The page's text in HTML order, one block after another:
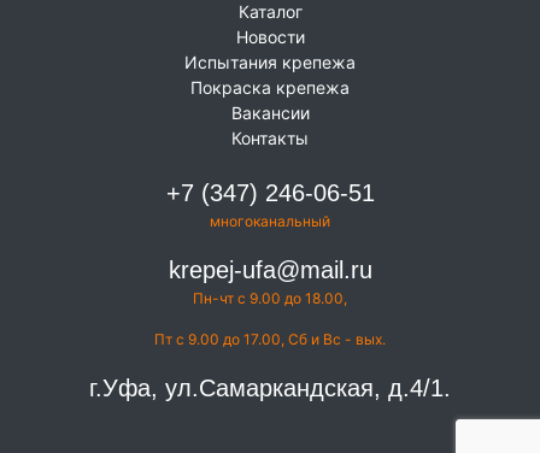
Каталог
Новости
Испытания крепежа
Покраска крепежа
Вакансии
Контакты
+7 (347) 246-06-51
многоканальный
krepej-ufa@mail.ru
Пн-чт с 9.00 до 18.00,
Пт с 9.00 до 17.00, Сб и Вс - вых.
г.Уфа, ул.Самаркандская, д.4/1.